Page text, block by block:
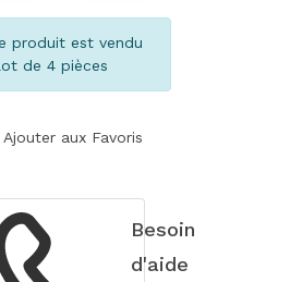
produit est vendu
de 4 pièces
Ajouter aux Favoris
Besoin
d'aide